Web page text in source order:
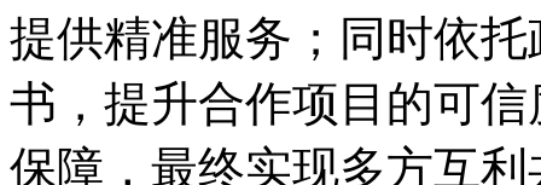
提供精准服务；同时依
书，提升合作项目的可
保障，最终实现多方互利